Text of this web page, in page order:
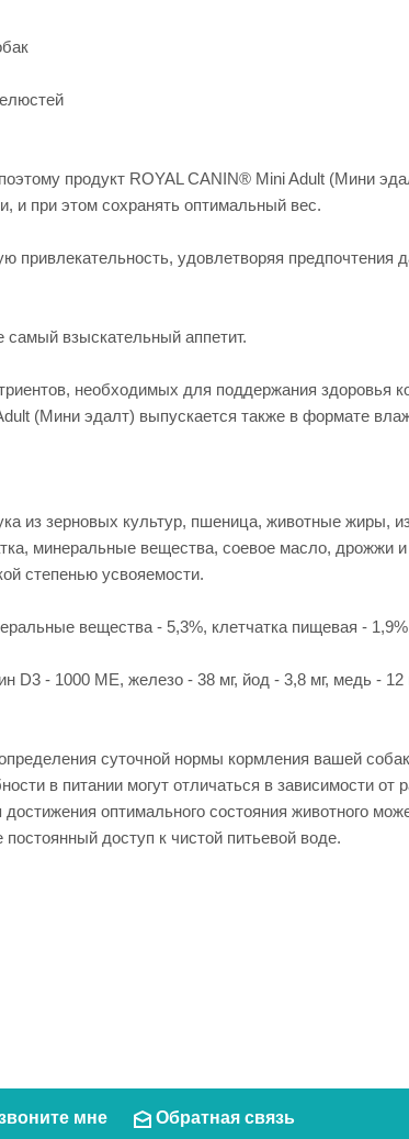
продукт ROYAL CANIN® Mini Adult (Мини
и при этом сохранять оптимальный вес.
привлекательность, удовлетворяя
взыскательный аппетит.
необходимых для поддержания здоровья
(Мини эдалт) выпускается также в формате
из зерновых культур, пшеница, животные жиры,
минеральные вещества, соевое масло,
степенью усвояемости.
вещества - 5,3%, клетчатка пищевая -
- 1000 ME, железо - 38 мг, йод - 3,8 мг, медь - 12
суточной нормы кормления вашей
в питании могут отличаться в зависимости от
оптимального состояния животного
доступ к чистой питьевой воде.
мне Обратная связь